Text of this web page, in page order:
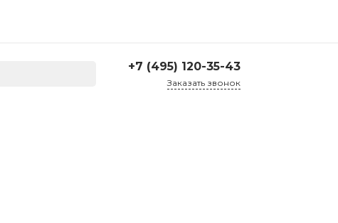
+7 (495) 120-35-43
Заказать звонок